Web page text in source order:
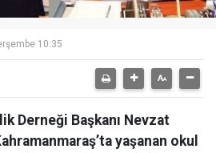
10:35
Derneği Başkanı Nevzat
yaşanan okul